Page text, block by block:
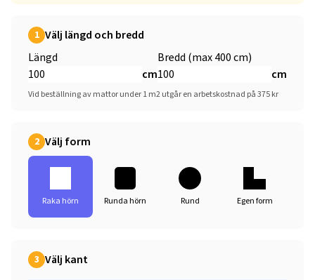
1 Välj längd och bredd
Längd
cm
Bredd (max 400 cm)
cm
Vid beställning av mattor under 1 m2 utgår en arbetskostnad på 375 kr
2 Välj form
Raka hörn Runda hörn Rund Egen form
3 Välj kant